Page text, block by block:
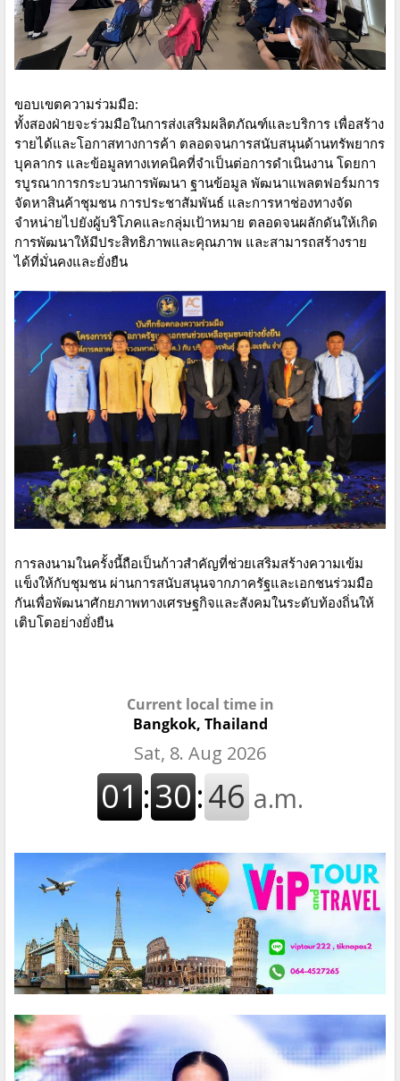
ขอบเขตความร่วมมือ:
ทั้งสองฝ่ายจะร่วมมือในการส่งเสริมผลิตภัณฑ์และบริการ เพื่อสร้าง
รายได้และโอกาสทางการค้า ตลอดจนการสนับสนุนด้านทรัพยากร
บุคลากร และข้อมูลทางเทคนิคที่จำเป็นต่อการดำเนินงาน โดยกา
รบูรณาการกระบวนการพัฒนา ฐานข้อมูล พัฒนาแพลตฟอร์มการ
จัดหาสินค้าชุมชน การประชาสัมพันธ์ และการหาช่องทางจัด
จำหน่ายไปยังผู้บริโภคและกลุ่มเป้าหมาย ตลอดจนผลักดันให้เกิด
การพัฒนาให้มีประสิทธิภาพและคุณภาพ และสามารถสร้างราย
ได้ที่มั่นคงและยั่งยืน
การลงนามในครั้งนี้ถือเป็นก้าวสำคัญที่ช่วยเสริมสร้างความเข้ม
แข็งให้กับชุมชน ผ่านการสนับสนุนจากภาครัฐและเอกชนร่วมมือ
กันเพื่อพัฒนาศักยภาพทางเศรษฐกิจและสังคมในระดับท้องถิ่นให้
เติบโตอย่างยั่งยืน
Current local time in
Bangkok, Thailand